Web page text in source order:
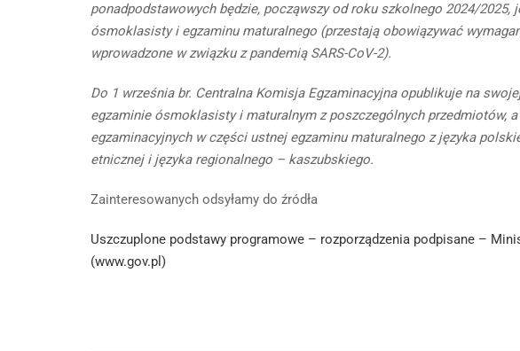
ponadpodstawowych będzie, począwszy od roku szkolnego 2024/2025,
ósmoklasisty i egzaminu maturalnego (przestają obowiązywać
wprowadzone w związku z pandemią SARS-CoV-2).
Do 1 września br. Centralna Komisja Egzaminacyjna opublikuje na
egzaminie ósmoklasisty i maturalnym z poszczególnych przedmiotów,
egzaminacyjnych w części ustnej egzaminu maturalnego z języka
etnicznej i języka regionalnego – kaszubskiego.
Zainteresowanych odsyłamy do źródła
Uszczuplone podstawy programowe – rozporządzenia podpisane –
(www.gov.pl)